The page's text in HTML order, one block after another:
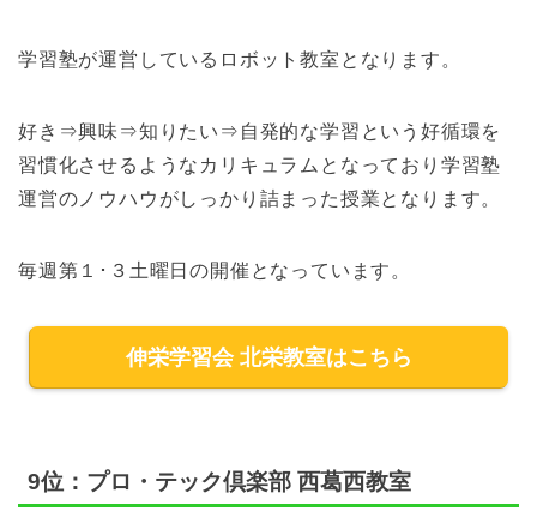
学習塾が運営しているロボット教室となります。
好き⇒興味⇒知りたい⇒自発的な学習という好循環を
習慣化させるようなカリキュラムとなっており学習塾
運営のノウハウがしっかり詰まった授業となります。
毎週第１･３土曜日の開催となっています。
伸栄学習会 北栄教室はこちら
9位：プロ・テック倶楽部 西葛西教室